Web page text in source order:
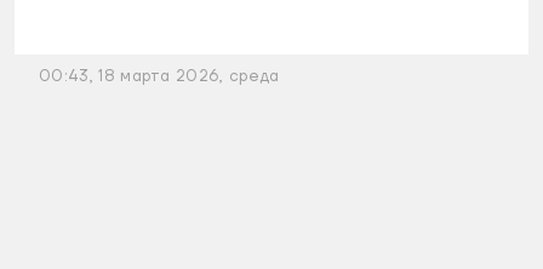
00:43, 18 марта 2026, среда